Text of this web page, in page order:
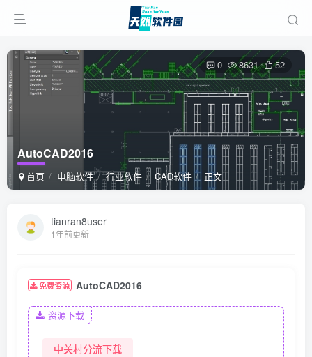
AutoCAD2016
首页 电脑软件 行业软件 CAD软件 正文
0 8631 52
tianran8user
1年前更新
免费资源 AutoCAD2016
资源下载
中关村分流下载